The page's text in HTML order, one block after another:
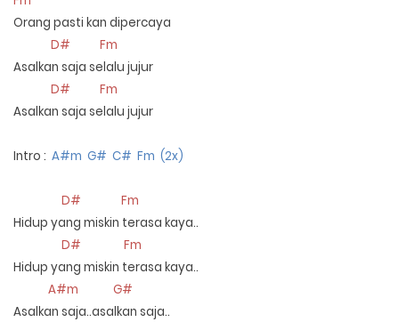
Orang pasti kan dipercaya
D# Fm
Asalkan saja selalu jujur
D# Fm
Asalkan saja selalu jujur
Intro : A#m G# C# Fm (2x)
D# Fm
Hidup yang miskin terasa kaya..
D# Fm
Hidup yang miskin terasa kaya..
A#m G#
Asalkan saja..asalkan saja..